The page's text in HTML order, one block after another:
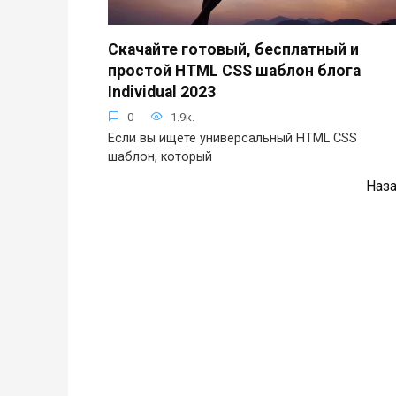
Скачайте готовый, бесплатный и
простой HTML CSS шаблон блога
Individual 2023
0 1.9к.
Если вы ищете универсальный HTML CSS
шаблон, который